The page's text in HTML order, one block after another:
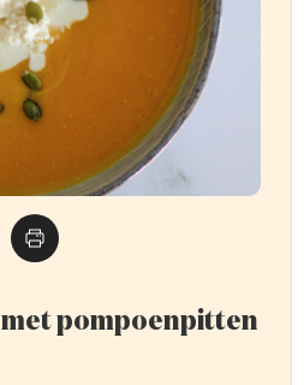
pompoenpitten